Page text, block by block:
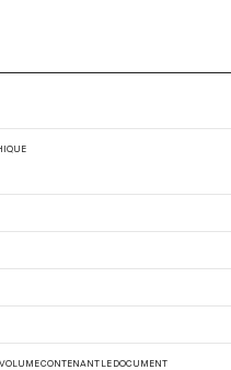
CONTENANT LE DOCUMENT